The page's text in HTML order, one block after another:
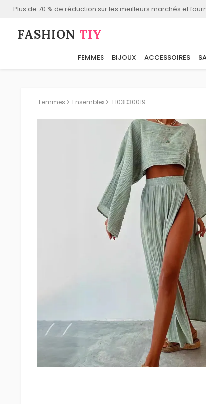
Plus de 70 % de réduction sur les meilleurs marchés et
FASHION⁠ TIY
FEMMES BIJOUX ACCESSOIRES
Femmes Ensembles T103D30019